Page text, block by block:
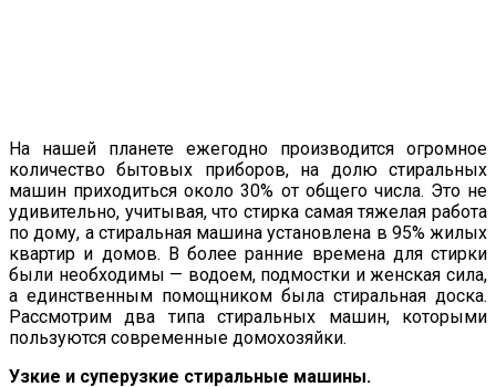
На нашей планете ежегодно производится огромное
количество бытовых приборов, на долю стиральных
машин приходиться около 30% от общего числа. Это не
удивительно, учитывая, что стирка самая тяжелая работа
по дому, а стиральная машина установлена в 95% жилых
квартир и домов. В более ранние времена для стирки
были необходимы — водоем, подмостки и женская сила,
а единственным помощником была стиральная доска.
Рассмотрим два типа стиральных машин, которыми
пользуются современные домохозяйки.
Узкие и суперузкие стиральные машины.